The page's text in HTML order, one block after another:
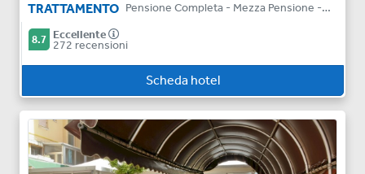
TRATTAMENTO Pensione Completa - Mezza Pensione - Bed & Breakfast - Solo Pernottamento
8.7 Eccellente
272 recensioni
Scheda hotel